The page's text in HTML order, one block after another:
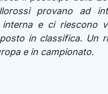
provano ad
e ci riescono
in classifica. Un
e in campionato.